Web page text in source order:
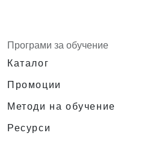
Програми за обучение
Каталог
Промоции
Методи на обучение
Ресурси